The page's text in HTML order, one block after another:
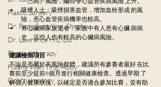
Plastic Surgery
Dr. Pang Suet Ying, Sherby
Dr. Lawrence H.L. Liu
Physical therapy
Huang Wan Ting, Abby
Ophthalmology
吸煙人士：吸煙損害血管，增加血栓形成 的風
險，患心血管疾病機率也較高。
有心臟病家族史者：家族中有人患有心臟 病病
史，這些人也有較高的心臟病風險。
建議檢測項目
不論是否屬於高風險群體，建議所有參賽者最好 在比
賽前至少提前6個月進行相關健康檢查。透過早期 了
解個人健康狀況，以確定是否適合參加比賽，並有助